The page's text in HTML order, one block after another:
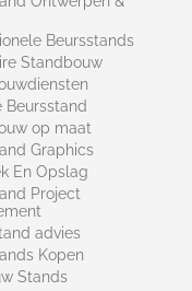
Beursstands
Standbouw
Beursstand
op maat​
Graphics
En Opslag
Project
advies
Kopen
Stands